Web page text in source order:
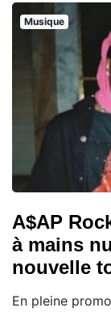
Musique
A$AP
à mains
nouvelle
En pleine